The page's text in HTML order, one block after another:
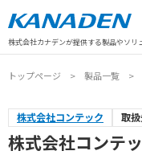
株式会社カナデンが提供する製品やソリ
注目キーワード#振動センサ
トップページ 製品一覧
株式会社コンテック 取
株式会社コンテ